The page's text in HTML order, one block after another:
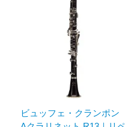
ビュッフェ・クランポン